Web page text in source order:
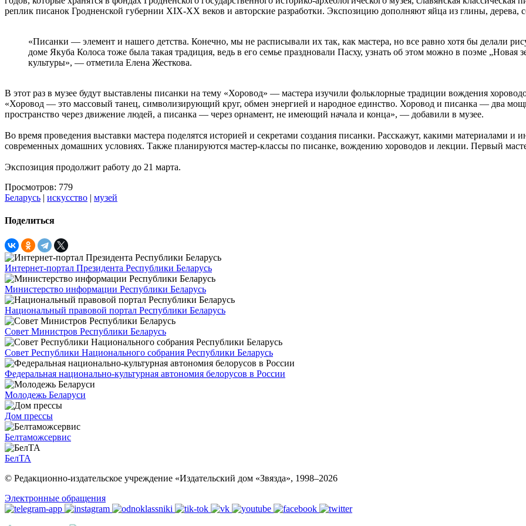
реплик писанок Гродненской губернии ХІХ-ХХ веков и авторские разработки. Экспозицию дополняют яйца из глины, дерева,
«Писанки — элемент и нашего детства. Конечно, мы не расписывали их так, как мастера, но все равно хотя бы делали
доме Якуба Колоса тоже была такая традиция, ведь в его семье праздновали Пасху, узнать об этом можно в поэме „Новая
культуры», — отметила Елена Жесткова.
В этот раз в музее будут выставлены писанки на тему «Хоровод» — мастера изучили фольклорные традиции вождения
«Хоровод — это массовый танец, символизирующий круг, обмен энергией и народное единство. Хоровод и писанка — два
пространство через движение людей, а писанка — через орнамент, не имеющий начала и конца», — добавили в музее.
Во время проведения выставки мастера поделятся историей и секретами создания писанки. Расскажут, какими материалами
современных домашних условиях. Также планируются мастер-классы по писанке, вождению хороводов и лекции. Первый
Экспозиция продолжит работу до 21 марта.
Просмотров: 779
Беларусь | искусство | музей
Поделиться
Интернет-портал Президента Республики Беларусь
Министерство информации Республики Беларусь
Национальный правовой портал Республики Беларусь
Совет Министров Республики Беларусь
Совет Республики Национального собрания Республики Беларусь
Федеральная национально-культурная автономия белорусов в России
Молодежь Беларуси
Дом прессы
Белтаможсервис
БелТА
© Редакционно-издательское учреждение «Издательский дом «Звязда», 1998–2026
Электронные обращения